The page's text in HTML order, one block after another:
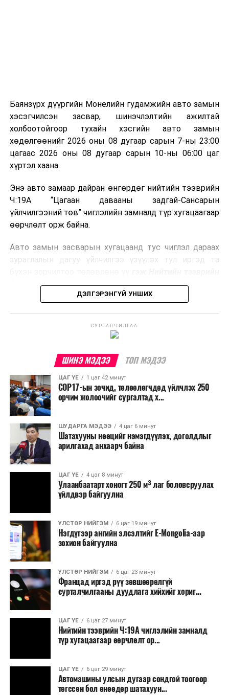
болон дулааны эрчим хүч үйлдвэрлэхэд ашиглаж
болдог. Зарим технологийн хувьд шаталтын дараа
үлдэх үнснээс фосфор зэрэг ашигт эрдсийг сэргээн
авах боломжтой аж.
байна. Тухайлбал, Германд лаг шатаах үйлдвэрээс
гарсан үнснээс фосфор сэргээн авах технологи
ашигладаг бол Нидерландад төвлөрсөн лаг
боловсруулах үйлдвэрүүдээр дулаан, цахилгаан
Ийнхүү лаг хатаах, шатаах технологийг лагийн
улсад өргөн ашиглаж байна.
Баянзүрх дүүргийн Монелийн гудамжийн авто замын
хэсэгчилсэн засвар, шинэчлэлтийн ажилтай
холбоотойгоор тухайн хэсгийн авто замын
хөдөлгөөнийг 2026 оны 08 дугаар сарын 7-ны 23:00
цагаас 2026 оны 08 дугаар сарын 10-ны 06:00 цаг
хүртэл хаана.
Энэ авто замаар дайран өнгөрдөг нийтийн тээврийн
Ч:19А “Цагаан давааны задгай-Сансарын
үйлчилгээний төв” чиглэлийн замналд түр хугацаагаар
өөрчлөлт орж байна.
Авто замын засварын хугацаанд тус чиглэл дараах
зураглалын дагуу үйлчилгээ үзүүлэх тул иргэд та
бодлогын газраас мэдээллээ.
ДЭЛГЭРЭНГҮЙ УНШИХ
СУРТАЛЧИЛГАА
ШИНЭ МЭДЭЭ ТОП МЭДЭЭ
ЦАГ ҮЕ 1 цаг 42 минут
COP17-ын зочид, төлөөлөгчдөд үйлчлэх 250
орчим жолоочийг сургалтад х...
ШУДАРГА МЭДЭЭ 4 цаг 6 минут
Шатахууны нөөцийг нэмэгдүүлэх, доголдлыг
арилгахад анхаарч байна
ЦАГ ҮЕ 4 цаг 8 минут
Улаанбаатарт хоногт 250 м³ лаг боловсруулах
үйлдвэр байгуулна
УЛСТӨР НИЙГЭМ 6 цаг 19 минут
Нэгдүгээр ангийн элсэлтийг E-Mongolia-аар
зохион байгуулна
УЛСТӨР НИЙГЭМ 6 цаг 23 минут
Францад иргэд рүү зөвшөөрөлгүй
сурталчилгааны дуудлага хийхийг хориг...
ЦАГ ҮЕ 6 цаг 27 минут
Нийтийн тээврийн Ч:19А чиглэлийн замналд
түр хугацаагаар өөрчлөлт ор...
ЦАГ ҮЕ 6 цаг 29 минут
Автомашины улсын дугаар сондгой тоогоор
төгссөн бол өнөөдөр шатахуун...